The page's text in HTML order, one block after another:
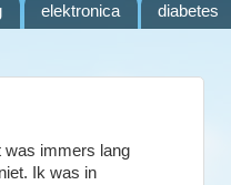
elektronica diabetes
was immers lang
Ik was in